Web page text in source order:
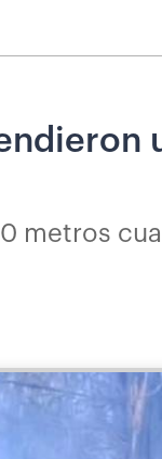
metros